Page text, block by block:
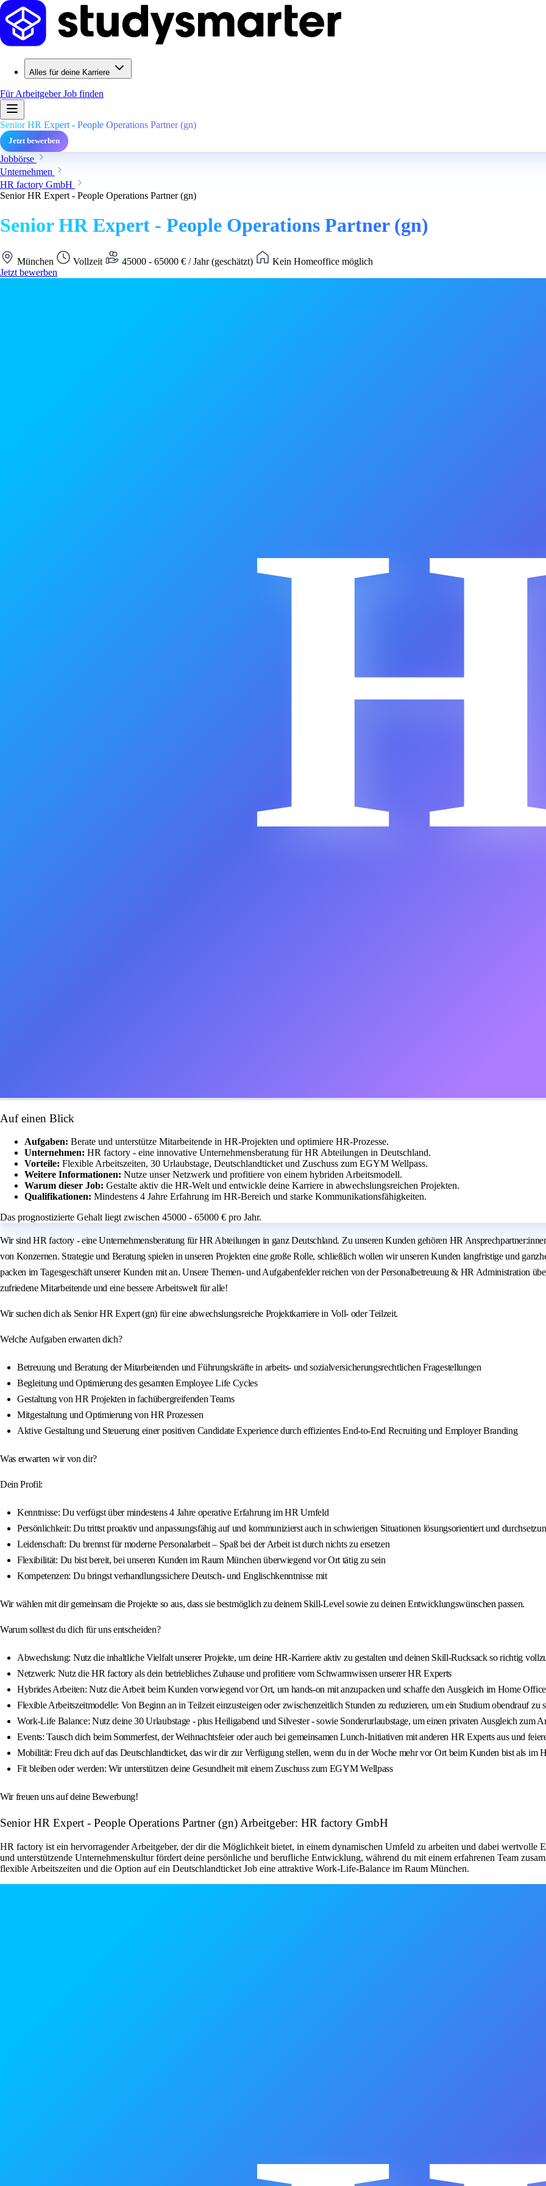
Alles für deine Karriere
Für ArbeitgeberJob finden
Senior HR Expert - People Operations Partner (gn)
Jetzt bewerben
Jobbörse
Unternehmen
HR factory GmbH
Senior HR Expert - People Operations Partner (gn)
Senior HR Expert - People Operations Partner (gn)
München Vollzeit 45000 - 65000 € / Jahr (geschätzt)
Kein Homeoffice möglich
Jetzt bewerben
Auf einen Blick
Aufgaben: Berate und unterstütze Mitarbeitende in HR-Projekten und optimiere HR-Prozesse.
Unternehmen: HR factory - eine innovative Unternehmensberatung für HR Abteilungen in Deutschland.
Vorteile: Flexible Arbeitszeiten, 30 Urlaubstage, Deutschlandticket und Zuschuss zum EGYM Wellpass.
Weitere Informationen: Nutze unser Netzwerk und profitiere von einem hybriden Arbeitsmodell.
Warum dieser Job: Gestalte aktiv die HR-Welt und entwickle deine Karriere in abwechslungsreichen Projekten.
Qualifikationen: Mindestens 4 Jahre Erfahrung im HR-Bereich und starke Kommunikationsfähigkeiten.
Das prognostizierte Gehalt liegt zwischen 45000 - 65000 € pro Jahr.
Wir sind HR factory - eine Unternehmensberatung für HR Abteilungen in ganz Deutschland. Zu unseren Kunden gehören HR
von Konzernen. Strategie und Beratung spielen in unseren Projekten eine große Rolle, schließlich wollen wir unseren Kunden langfristige und
packen im Tagesgeschäft unserer Kunden mit an. Unsere Themen- und Aufgabenfelder reichen von der Personalbetreuung & HR Administration
zufriedene Mitarbeitende und eine bessere Arbeitswelt für alle!
Wir suchen dich als Senior HR Expert (gn) für eine abwechslungsreiche Projektkarriere in Voll- oder Teilzeit.
Welche Aufgaben erwarten dich?
Betreuung und Beratung der Mitarbeitenden und Führungskräfte in arbeits- und sozialversicherungsrechtlichen Fragestellungen
Begleitung und Optimierung des gesamten Employee Life Cycles
Gestaltung von HR Projekten in fachübergreifenden Teams
Mitgestaltung und Optimierung von HR Prozessen
Aktive Gestaltung und Steuerung einer positiven Candidate Experience durch effizientes End-to-End Recruiting und Employer Branding
Was erwarten wir von dir?
Dein Profil:
Kenntnisse: Du verfügst über mindestens 4 Jahre operative Erfahrung im HR Umfeld
Persönlichkeit: Du trittst proaktiv und anpassungsfähig auf und kommunizierst auch in schwierigen Situationen lösungsorientiert und
Leidenschaft: Du brennst für moderne Personalarbeit – Spaß bei der Arbeit ist durch nichts zu ersetzen
Flexibilität: Du bist bereit, bei unseren Kunden im Raum München überwiegend vor Ort tätig zu sein
Kompetenzen: Du bringst verhandlungssichere Deutsch- und Englischkenntnisse mit
Wir wählen mit dir gemeinsam die Projekte so aus, dass sie bestmöglich zu deinem Skill-Level sowie zu deinen Entwicklungswünschen passen.
Warum solltest du dich für uns entscheiden?
Abwechslung: Nutz die inhaltliche Vielfalt unserer Projekte, um deine HR-Karriere aktiv zu gestalten und deinen Skill-Rucksack so richtig
Netzwerk: Nutz die HR factory als dein betriebliches Zuhause und profitiere vom Schwarmwissen unserer HR Experts
Hybrides Arbeiten: Nutz die Arbeit beim Kunden vorwiegend vor Ort, um hands-on mit anzupacken und schaffe den Ausgleich im Home
Flexible Arbeitszeitmodelle: Von Beginn an in Teilzeit einzusteigen oder zwischenzeitlich Stunden zu reduzieren, um ein Studium obendrauf
Work-Life Balance: Nutz deine 30 Urlaubstage - plus Heiligabend und Silvester - sowie Sonderurlaubstage, um einen privaten Ausgleich zum
Events: Tausch dich beim Sommerfest, der Weihnachtsfeier oder auch bei gemeinsamen Lunch-Initiativen mit anderen HR Experts aus und
Mobilität: Freu dich auf das Deutschlandticket, das wir dir zur Verfügung stellen, wenn du in der Woche mehr vor Ort beim Kunden bist als im
Fit bleiben oder werden: Wir unterstützen deine Gesundheit mit einem Zuschuss zum EGYM Wellpass
Wir freuen uns auf deine Bewerbung!
Senior HR Expert - People Operations Partner (gn) Arbeitgeber: HR factory GmbH
HR factory ist ein hervorragender Arbeitgeber, der dir die Möglichkeit bietet, in einem dynamischen Umfeld zu arbeiten und dabei wertvolle
und unterstützende Unternehmenskultur fördert deine persönliche und berufliche Entwicklung, während du mit einem erfahrenen Team
flexible Arbeitszeiten und die Option auf ein Deutschlandticket Job eine attraktive Work-Life-Balance im Raum München.